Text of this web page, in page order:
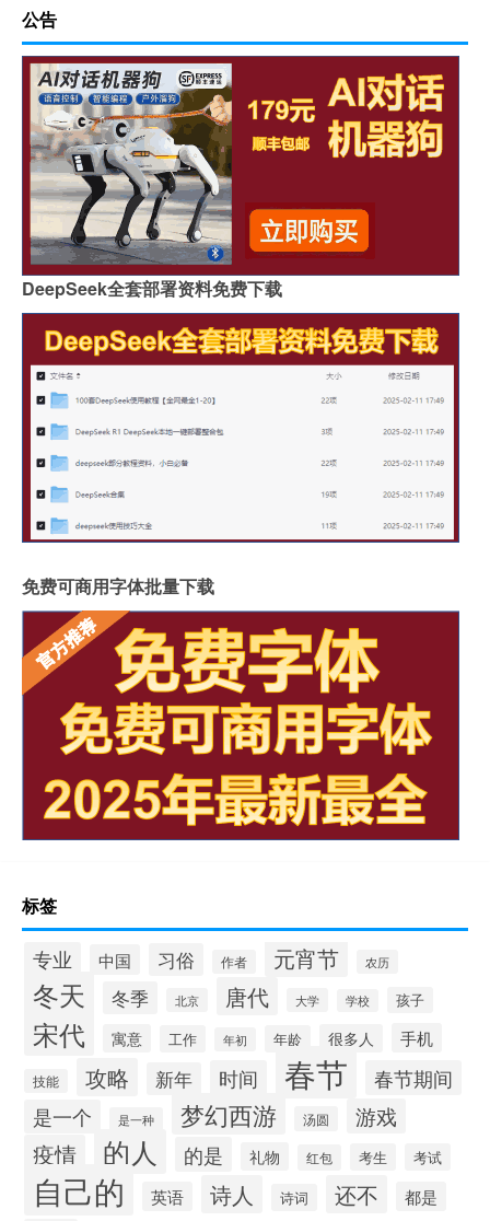
公告
DeepSeek全套部署资料免费下载
免费可商用字体批量下载
标签
专业 中国 习俗 作者 元宵节 农历
冬天 冬季 北京 唐代 大学 学校 孩子
宋代 寓意 工作 年初 年龄 很多人 手机
技能 攻略 新年 时间 春节 春节期间
是一个 是一种 梦幻西游 汤圆 游戏
疫情 的人 的是 礼物 红包 考生 考试
自己的 英语 诗人 诗词 还不 都是